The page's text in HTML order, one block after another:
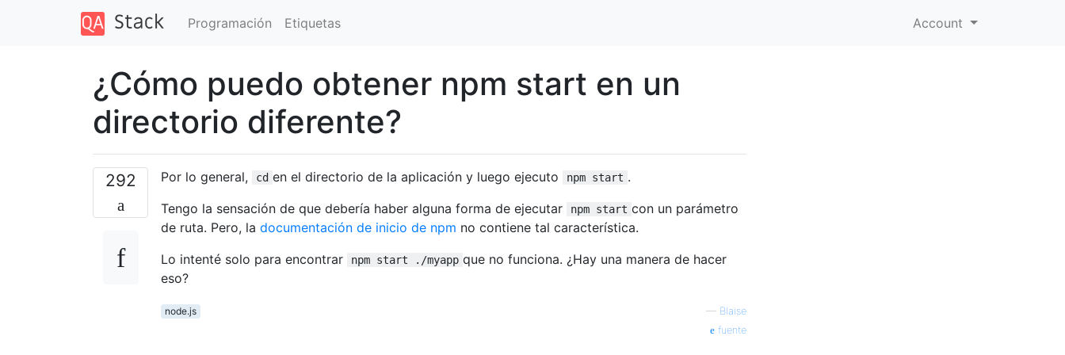
Programación Etiquetas Account
¿Cómo puedo obtener npm start en un
directorio diferente?
292 Por lo general, cd en el directorio de la aplicación y luego ejecuto npm start .
Tengo la sensación de que debería haber alguna forma de ejecutar
npm start con un parámetro
de ruta. Pero, la documentación de inicio de npm no contiene tal característica.
Lo intenté solo para encontrar
npm start ./myapp que no funciona. ¿Hay una manera de hacer
eso?
node.js — Blaise
fuente